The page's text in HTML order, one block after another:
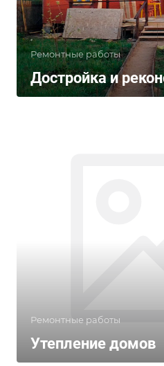
Ремонтные работы
Достройка и
Ремонтные работы
Утепление домов